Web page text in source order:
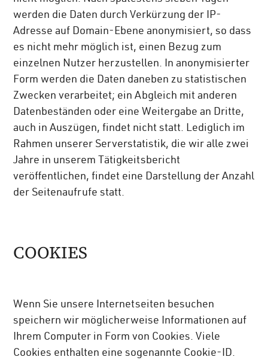
werden die Daten durch Verkürzung der IP-
Adresse auf Domain-Ebene anonymisiert, so dass
es nicht mehr möglich ist, einen Bezug zum
einzelnen Nutzer herzustellen. In anonymisierter
Form werden die Daten daneben zu statistischen
Zwecken verarbeitet; ein Abgleich mit anderen
Datenbeständen oder eine Weitergabe an Dritte,
auch in Auszügen, findet nicht statt. Lediglich im
Rahmen unserer Serverstatistik, die wir alle zwei
Jahre in unserem Tätigkeitsbericht
veröffentlichen, findet eine Darstellung der Anzahl
der Seitenaufrufe statt.
COOKIES
Wenn Sie unsere Internetseiten besuchen
speichern wir möglicherweise Informationen auf
Ihrem Computer in Form von Cookies. Viele
Cookies enthalten eine sogenannte Cookie-ID.